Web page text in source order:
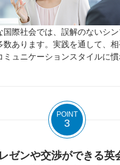
国際社会では、誤解のないシ
数あります。実践を通して、
ミュニケーションスタイルに慣
POINT
3
ゼンや交渉ができる英